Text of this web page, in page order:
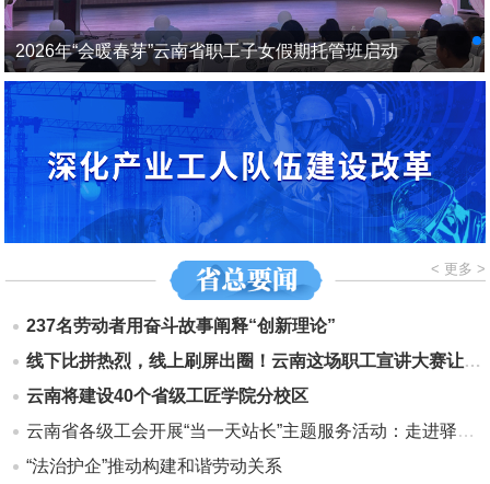
官方帮司机师傅带娃！这一幕有点暖
< 更多 >
237名劳动者用奋斗故事阐释“创新理论”
线下比拼热烈，线上刷屏出圈！云南这场职工宣讲大赛让党的创新理论“声”入人心
云南将建设40个省级工匠学院分校区
云南省各级工会开展“当一天站长”主题服务活动：走进驿站当“站长” 服务职工零距离
“法治护企”推动构建和谐劳动关系